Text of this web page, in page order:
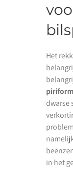
Het
dwarse
in het